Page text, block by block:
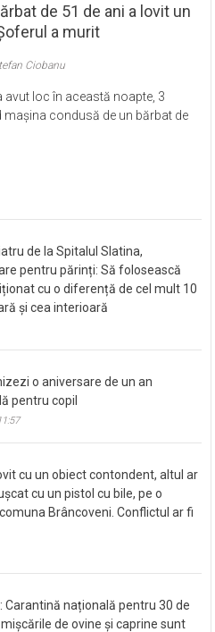
de 51 de ani a lovit un
a murit
Ciobanu
avut loc în această noapte, 3
mașina condusă de un bărbat de
de la Spitalul Slatina,
pentru părinți: Să folosească
cu o diferență de cel mult 10
și cea interioară
o aniversare de un an
pentru copil
cu un obiect contondent, altul ar
cu un pistol cu bile, pe o
Brâncoveni. Conflictul ar fi
Carantină națională pentru 30 de
de ovine și caprine sunt